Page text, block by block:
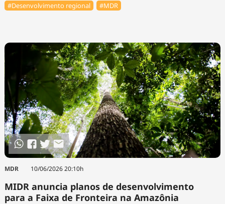
#Desenvolvimento regional #MDR
MDR 10/06/2026 20:10h
MIDR anuncia planos de desenvolvimento
para a Faixa de Fronteira na Amazônia